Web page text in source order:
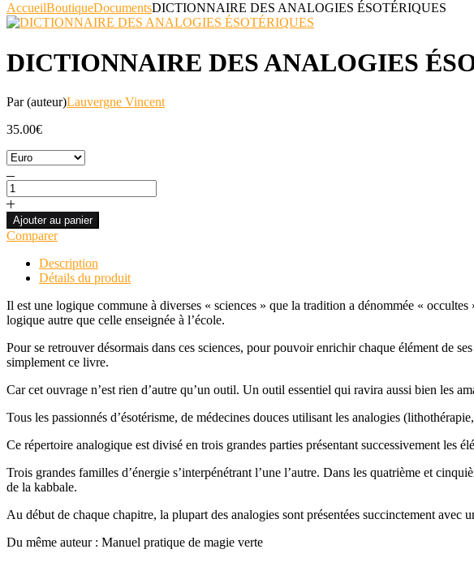
AccueilBoutiqueDocumentsDICTIONNAIRE DES ANALOGIES ÉSOTÉRIQUES
DICTIONNAIRE DES ANALOGIES
Par (auteur)Lauvergne Vincent
35.00€
quantité
de
DICTIONNAIRE
DES
ANALOGIES
ÉSOTÉRIQUES
Ajouter au panier
Comparer
Description
Détails du produit
Il est une logique commune à diverses « sciences » que la tradition a dénommée «
logique autre que celle enseignée à l’école.
Pour se retrouver désormais dans ces sciences, pour pouvoir enrichir chaque élément de
simplement ce livre.
Car cet ouvrage n’est rien d’autre qu’un outil. Un outil essentiel qui ravira aussi bien les
Tous les passionnés d’ésotérisme, de médecines douces utilisant les analogies
Ce répertoire analogique est divisé en trois grandes parties présentant successivement les
Trois grandes familles d’énergie s’interpénétrant l’une l’autre. Dans les quatrième et
de la kabbale.
Au début de chaque chapitre, la plupart des analogies sont présentées succinctement
Du même auteur : Manuel pratique de magie verte